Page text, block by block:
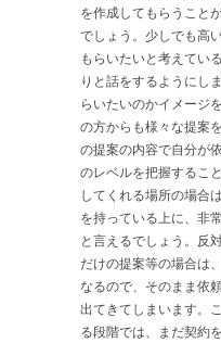
を作成してもらうこと
でしょう。少しでも高
もらいたいと考えてい
りと話をするようにし
らいたいのかイメージ
の方からも様々な提案
の提案の内容で自分が
のレベルを把握するこ
してくれる場所の場合
を持っている上に、非
と言えるでしょう。反
だけの提案等の場合は
なるので、そのまま依
出てきてしまいます。
る段階では、まだ契約